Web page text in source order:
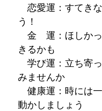
恋愛運：すてき
う！
金 運：ほしかっ
きるかも
学び運：立ち寄
みませんか
健康運：時には
動かしましょう